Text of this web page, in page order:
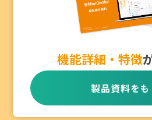
機能詳細・特徴
製品資料をも